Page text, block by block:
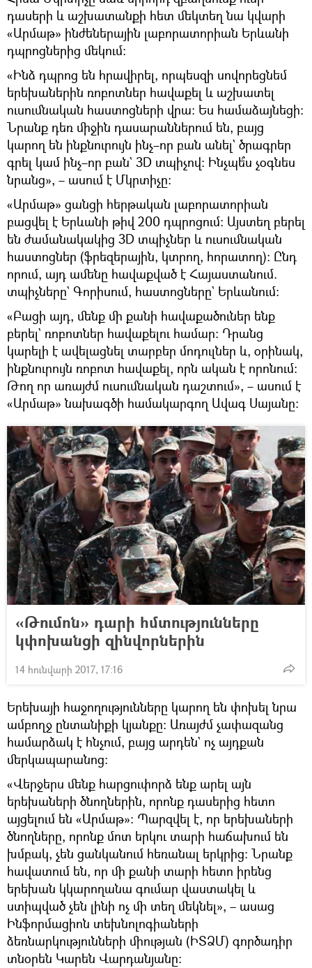
դասերի և աշխատանքի հետ մեկտեղ նա կվարի
«Արմաթ» ինժեներային լաբորատորիան Երևանի
դպրոցներից մեկում։
«Ինձ դպրոց են հրավիրել, որպեսզի սովորեցնեմ
երեխաներին ռոբոտներ հավաքել և աշխատել
ուսումնական հաստոցների վրա։ Ես համաձայնեցի։
Նրանք դեռ միջին դասարաններում են, բայց
կարող են ինքնուրույն ինչ–որ բան անել` ծրագրեր
գրել կամ ինչ–որ բան` 3D տպիչով։ Ինչպե՞ս չօգնես
նրանց», – ասում է Մկրտիչը։
«Արմաթ» ցանցի հերթական լաբորատորիան
բացվել է Երևանի թիվ 200 դպրոցում։ Այստեղ բերել
են ժամանակակից 3D տպիչներ և ուսումնական
հաստոցներ (ֆրեզերային, կտրող, հորատող)։ Ընդ
որում, այդ ամենը հավաքված է Հայաստանում.
տպիչները` Գորիսում, հաստոցները` Երևանում։
«Բացի այդ, մենք մի քանի հավաքածուներ ենք
բերել` ռոբոտներ հավաքելու համար։ Դրանց
կարելի է ավելացնել տարբեր մոդուլներ և, օրինակ,
ինքնուրույն ռոբոտ հավաքել, որն ական է որոնում։
Թող որ առայժմ ուսումնական դաշտում», – ասում է
«Արմաթ» նախագծի համակարգող Ավագ Սայանը։
«Թումոն» դարի հմտությունները
կփոխանցի զինվորներին
14 հունվարի 2017, 17:16
Երեխայի հաջողությունները կարող են փոխել նրա
ամբողջ ընտանիքի կյանքը։ Առայժմ չափազանց
համարձակ է հնչում, բայց արդեն` ոչ այդքան
մերկապարանոց։
«Վերջերս մենք հարցուփորձ ենք արել այն
երեխաների ծնողներին, որոնք դասերից հետո
այցելում են «Արմաթ»։ Պարզվել է, որ երեխաների
ծնողները, որոնք մոտ երկու տարի հաճախում են
խմբակ, չեն ցանկանում հեռանալ երկրից։ Նրանք
հավատում են, որ մի քանի տարի հետո իրենց
երեխան կկարողանա գումար վաստակել և
ստիպված չեն լինի ոչ մի տեղ մեկնել», – ասաց
Ինֆորմացիոն տեխնոլոգիաների
ձեռնարկությունների միության (ԻՏՁՄ) գործադիր
տնօրեն Կարեն Վարդանյանը։